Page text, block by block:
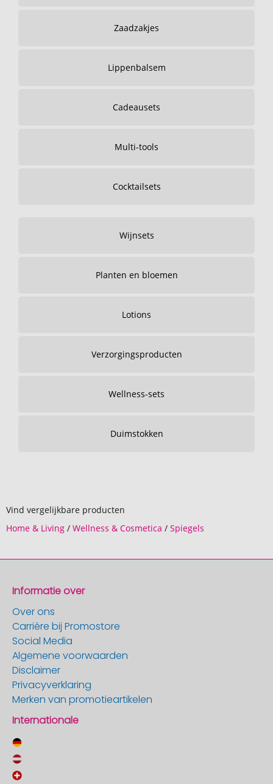
Zaadzakjes
Lippenbalsem
Cadeausets
Multi-tools
Cocktailsets
Wijnsets
Planten en bloemen
Lotions
Verzorgingsproducten
Wellness-sets
Duimstokken
Vind vergelijkbare producten
Home & Living / Wellness & Cosmetica / Spiegels
Informatie over
Over ons
Carrière bij Promostore
Social Media
Algemene voorwaarden
Disclaimer
Privacyverklaring
Merken van promotieartikelen
Internationale